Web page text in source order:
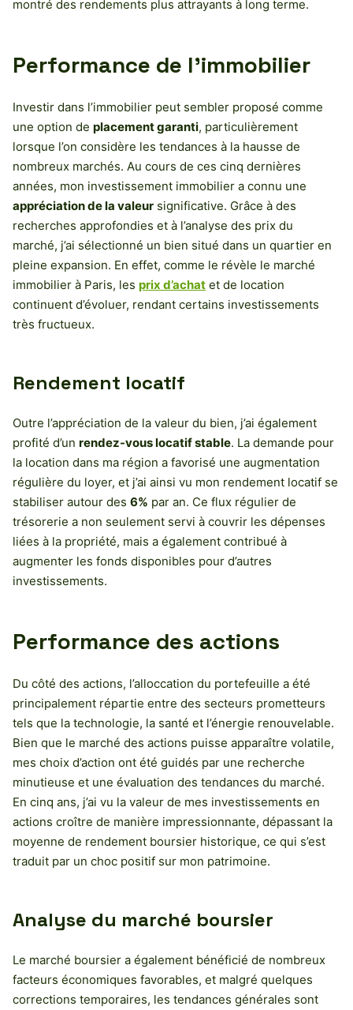
montré des rendements plus attrayants à long terme.
Performance de l’immobilier
Investir dans l’immobilier peut sembler proposé comme
une option de placement garanti, particulièrement
lorsque l’on considère les tendances à la hausse de
nombreux marchés. Au cours de ces cinq dernières
années, mon investissement immobilier a connu une
appréciation de la valeur significative. Grâce à des
recherches approfondies et à l’analyse des prix du
marché, j’ai sélectionné un bien situé dans un quartier en
pleine expansion. En effet, comme le révèle le marché
immobilier à Paris, les prix d’achat et de location
continuent d’évoluer, rendant certains investissements
très fructueux.
Rendement locatif
Outre l’appréciation de la valeur du bien, j’ai également
profité d’un rendez-vous locatif stable. La demande pour
la location dans ma région a favorisé une augmentation
régulière du loyer, et j’ai ainsi vu mon rendement locatif se
stabiliser autour des 6% par an. Ce flux régulier de
trésorerie a non seulement servi à couvrir les dépenses
liées à la propriété, mais a également contribué à
augmenter les fonds disponibles pour d’autres
investissements.
Performance des actions
Du côté des actions, l’alloccation du portefeuille a été
principalement répartie entre des secteurs prometteurs
tels que la technologie, la santé et l’énergie renouvelable.
Bien que le marché des actions puisse apparaître volatile,
mes choix d’action ont été guidés par une recherche
minutieuse et une évaluation des tendances du marché.
En cinq ans, j’ai vu la valeur de mes investissements en
actions croître de manière impressionnante, dépassant la
moyenne de rendement boursier historique, ce qui s’est
traduit par un choc positif sur mon patrimoine.
Analyse du marché boursier
Le marché boursier a également bénéficié de nombreux
facteurs économiques favorables, et malgré quelques
corrections temporaires, les tendances générales sont